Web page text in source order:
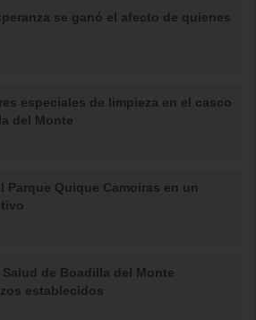
se ganó el afecto de quienes
especiales de limpieza en el casco
del Monte
Parque Quique Camoiras en un
de Boadilla del Monte
establecidos